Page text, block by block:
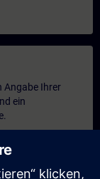
Angabe Ihrer
ein